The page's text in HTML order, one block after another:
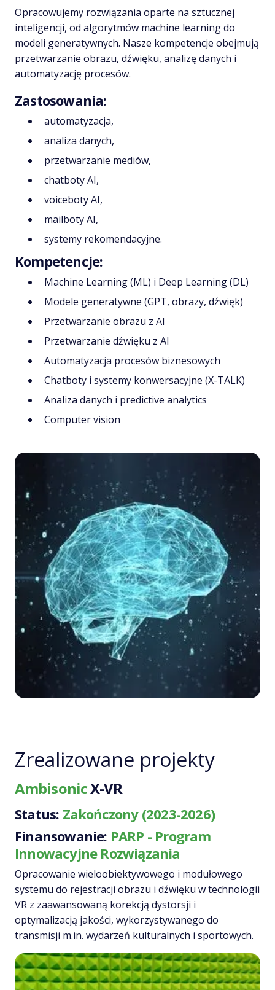
Opracowujemy rozwiązania oparte na sztucznej
inteligencji, od algorytmów machine learning do
modeli generatywnych. Nasze kompetencje obejmują
przetwarzanie obrazu, dźwięku, analizę danych i
automatyzację procesów.
Zastosowania:
automatyzacja,
analiza danych,
przetwarzanie mediów,
chatboty AI,
voiceboty AI,
mailboty AI,
systemy rekomendacyjne.
Kompetencje:
Machine Learning (ML) i Deep Learning (DL)
Modele generatywne (GPT, obrazy, dźwięk)
Przetwarzanie obrazu z AI
Przetwarzanie dźwięku z AI
Automatyzacja procesów biznesowych
Chatboty i systemy konwersacyjne (X-TALK)
Analiza danych i predictive analytics
Computer vision
Zrealizowane projekty
AmbisonicX-VR
Status: Zakończony (2023-2026)
Finansowanie: PARP - Program
Innowacyjne Rozwiązania
Opracowanie wieloobiektywowego i modułowego
systemu do rejestracji obrazu i dźwięku w technologii
VR z zaawansowaną korekcją dystorsji i
optymalizacją jakości, wykorzystywanego do
transmisji m.in. wydarzeń kulturalnych i sportowych.